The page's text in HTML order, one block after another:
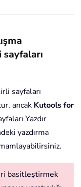
sayfaları
ancak Kutools for
Yazdır
yazdırma
basitleştirmek